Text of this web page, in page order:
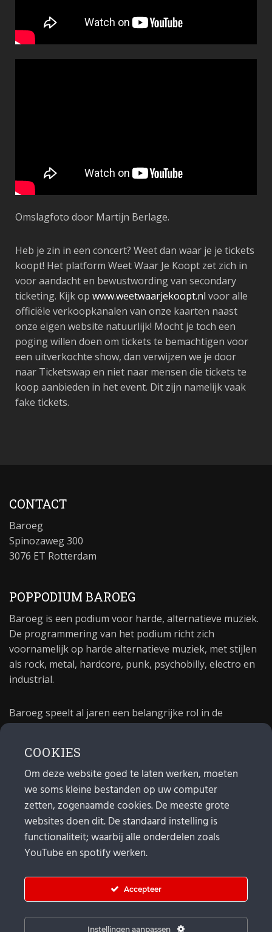
Omslagfoto door Martijn Berlage.
Heb je zin in een concert? Weet dan waar je je tickets
koopt! Het platform Weet Waar Je Koopt zet zich in
voor aandacht en bewustwording van secondary
ticketing. Kijk op www.weetwaarjekoopt.nl voor alle
officiële verkoopkanalen van onze kaarten naast
onze eigen website natuurlijk! Mocht je toch een
poging willen doen om tickets te bemachtigen voor
een uitverkochte show, dan verwijzen we je door
naar Ticketswap en niet naar mensen die tickets te
koop aanbieden in het event. Dit zijn namelijk vaak
fake tickets.
CONTACT
Baroeg
Spinozaweg 300
3076 ET Rotterdam
POPPODIUM BAROEG
Baroeg is een podium voor harde, alternatieve muziek.
De programmering van het podium richt zich
voornamelijk op harde alternatieve muziek, met stijlen
als rock, metal, hardcore, punk, psychobilly, electro en
industrial.
Baroeg speelt al jaren een belangrijke rol in de
poppodium 40 jaar.
MAIL
Algemeen: info@baroeg.nl
Bands & boeking: leon@baroeg.nl
Promotie & publiciteit: francis@baroeg.nl
COOKIES
Om deze website goed te laten werken, moeten
we soms kleine bestanden op uw computer
zetten, zogenaamde cookies. De meeste grote
websites doen dit. De standaard instelling is
functionaliteit; waarbij alle onderdelen zoals
YouTube en spotify werken.
Accepteer
Instellingen aanpassen